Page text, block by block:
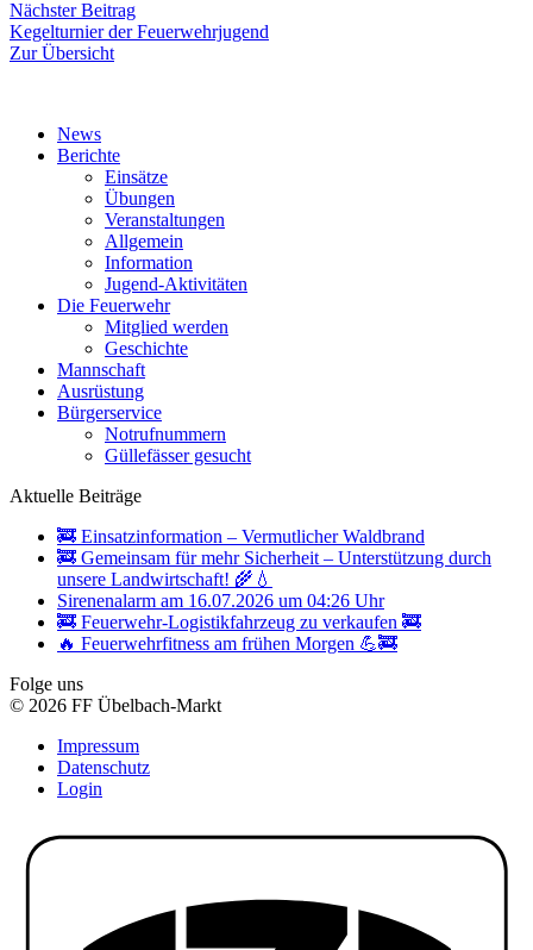
Nächster BeitragNächster
Beitrag:
Kegelturnier der Feuerwehrjugend
Zur Übersicht
News
Berichte
Einsätze
Übungen
Veranstaltungen
Allgemein
Information
Jugend-Aktivitäten
Die Feuerwehr
Mitglied werden
Geschichte
Mannschaft
Ausrüstung
Bürgerservice
Notrufnummern
Güllefässer gesucht
Aktuelle Beiträge
🚒 Einsatzinformation – Vermutlicher Waldbrand
🚒 Gemeinsam für mehr Sicherheit – Unterstützung durch
unsere Landwirtschaft! 🌾💧
Sirenenalarm am 16.07.2026 um 04:26 Uhr
🚒 Feuerwehr-Logistikfahrzeug zu verkaufen 🚒
🔥 Feuerwehrfitness am frühen Morgen 💪🚒
Folge uns
© 2026 FF Übelbach-Markt
Impressum
Datenschutz
Login